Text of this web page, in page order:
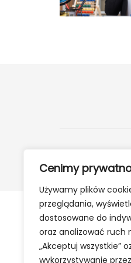
Cenimy
Używamy plików
przeglądania,
dostosowane do
oraz analizować ruch
„Akceptuj wszystkie”
wykorzystywanie